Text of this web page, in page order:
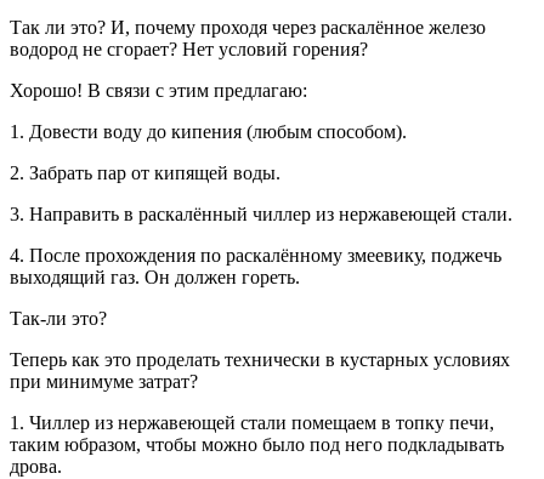
Так ли это? И, почему проходя через раскалённое железо
водород не сгорает? Нет условий горения?
Хорошо! В связи с этим предлагаю:
1. Довести воду до кипения (любым способом).
2. Забрать пар от кипящей воды.
3. Направить в раскалённый чиллер из нержавеющей стали.
4. После прохождения по раскалённому змеевику, поджечь
выходящий газ. Он должен гореть.
Так-ли это?
Теперь как это проделать технически в кустарных условиях
при минимуме затрат?
1. Чиллер из нержавеющей стали помещаем в топку печи,
таким юбразом, чтобы можно было под него подкладывать
дрова.